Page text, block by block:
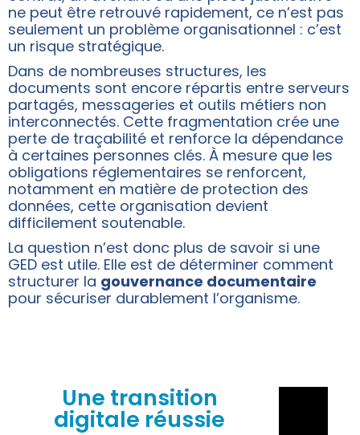
ne peut être retrouvé rapidement, ce n’est pas
seulement un problème organisationnel : c’est
un risque stratégique.
Dans de nombreuses structures, les
documents sont encore répartis entre serveurs
partagés, messageries et outils métiers non
interconnectés. Cette fragmentation crée une
perte de traçabilité et renforce la dépendance
à certaines personnes clés. À mesure que les
obligations réglementaires se renforcent,
notamment en matière de protection des
données, cette organisation devient
difficilement soutenable.
La question n’est donc plus de savoir si une
GED est utile. Elle est de déterminer comment
structurer la gouvernance documentaire
pour sécuriser durablement l’organisme.
Une transition
digitale réussie